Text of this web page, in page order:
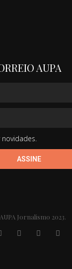
AUPA
ASSINE
Jornalismo 2023.